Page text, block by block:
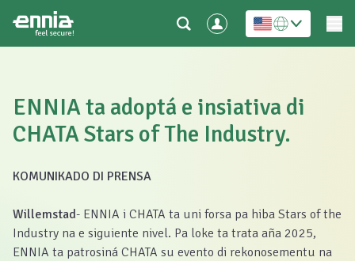
ENNIA ta adoptá e insiativa di
CHATA Stars of The Industry.
KOMUNIKADO DI PRENSA
Willemstad- ENNIA i CHATA ta uni forsa pa hiba Stars of the
Industry na e siguiente nivel. Pa loke ta trata aña 2025,
ENNIA ta patrosiná CHATA su evento di rekonosementu na